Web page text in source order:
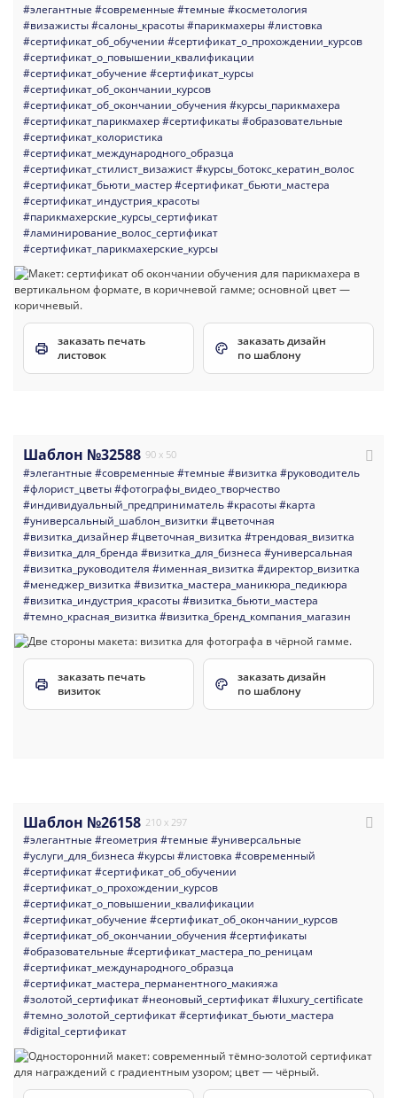
#элегантные #современные #темные #косметология
#визажисты#салоны_красоты#парикмахеры#листовка
#сертификат_об_обучении #сертификат_о_прохождении_курсов
#сертификат_о_повышении_квалификации
#сертификат_обучение #сертификат_курсы
#сертификат_об_окончании_курсов
#сертификат_об_окончании_обучения #курсы_парикмахера
#сертификат_парикмахер#сертификаты#образовательные
#сертификат_колористика
#сертификат_международного_образца
#сертификат_стилист_визажист#курсы_ботокс_кератин_волос
#сертификат_бьюти_мастер#сертификат_бьюти_мастера
#сертификат_индустрия_красоты
#парикмахерские_курсы_сертификат
#ламинирование_волос_сертификат
#сертификат_парикмахерские_курсы
заказать печать
листовок
заказать дизайн
по шаблону
Шаблон №32588 90 x 50
#элегантные #современные #темные #визитка #руководитель
#флорист_цветы#фотографы_видео_творчество
#индивидуальный_предприниматель#красоты#карта
#универсальный_шаблон_визитки #цветочная
#визитка_дизайнер#цветочная_визитка #трендовая_визитка
#визитка_для_бренда #визитка_для_бизнеса #универсальная
#визитка_руководителя #именная_визитка #директор_визитка
#менеджер_визитка #визитка_мастера_маникюра_педикюра
#визитка_индустрия_красоты#визитка_бьюти_мастера
#темно_красная_визитка #визитка_бренд_компания_магазин
заказать печать
визиток
заказать дизайн
по шаблону
Шаблон №26158 210 x 297
#элегантные #геометрия #темные #универсальные
#услуги_для_бизнеса #курсы#листовка #современный
#сертификат#сертификат_об_обучении
#сертификат_о_прохождении_курсов
#сертификат_о_повышении_квалификации
#сертификат_обучение #сертификат_об_окончании_курсов
#сертификат_об_окончании_обучения #сертификаты
#образовательные #сертификат_мастера_по_реницам
#сертификат_международного_образца
#сертификат_мастера_перманентного_макияжа
#золотой_сертификат#неоновый_сертификат#luxury_certificate
#темно_золотой_сертификат#сертификат_бьюти_мастера
#digital_сертификат